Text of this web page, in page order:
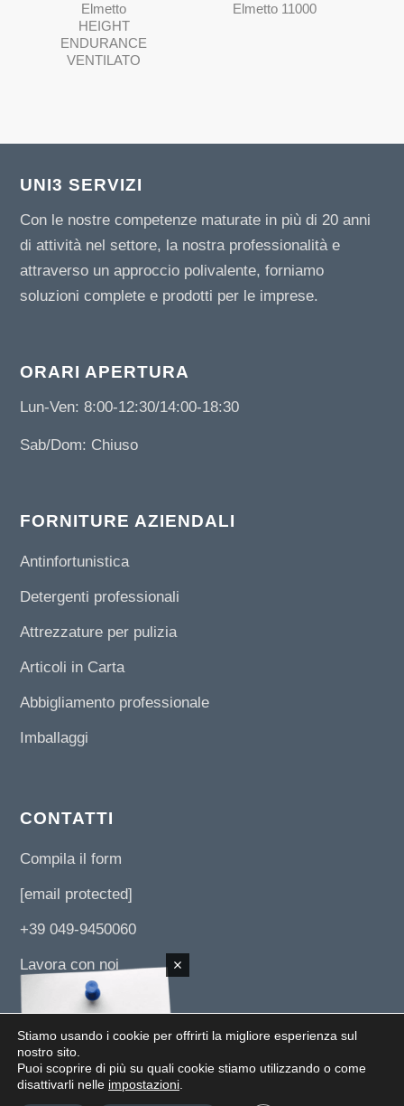
Elmetto
HEIGHT
ENDURANCE
VENTILATO
Elmetto 11000
UNI3 SERVIZI
Con le nostre competenze maturate in più di 20 anni
di attività nel settore, la nostra professionalità e
attraverso un approccio polivalente, forniamo
soluzioni complete e prodotti per le imprese.
ORARI APERTURA
Lun-Ven: 8:00-12:30/14:00-18:30
Sab/Dom: Chiuso
FORNITURE AZIENDALI
Antinfortunistica
Detergenti professionali
Attrezzature per pulizia
Articoli in Carta
Abbigliamento professionale
Imballaggi
CONTATTI
Compila il form
[email protected]
+39 049-9450060
Lavora con noi
© 2019 UNI 3 SERVIZI SRL -Via L. Da Vinci, 89/B z.i. 35010 - Paviola di S.Giorgio
Stiamo usando i cookie per offrirti la migliore esperienza sul
nostro sito.
Puoi scoprire di più su quali cookie stiamo utilizzando o come
disattivarli nelle impostazioni